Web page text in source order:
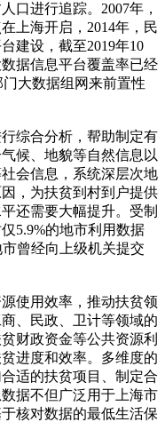
口进行追踪。2007年，
上海开启，2014年，民
建设，截至2019年10
据信息平台覆盖率已经
门大数据组网来前置性
综合分析，帮助制定有
候、地貌等自然信息以
会信息，系统深层次地
，为扶贫到村到户提供
还需要大幅提升。受制
5.9%的地市利用数据
曾经向上级机关提交
使用效率，推动扶贫领
、民政、卫计等领域的
财政资金等公共资源利
进度和效率。多维度的
适的扶贫项目、制定合
据不但广泛用于上海市
核对数据的最低生活保